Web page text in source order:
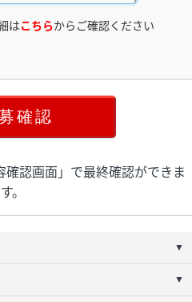
はこちらからご確認ください
認画面」で最終確認ができま
す。
▼
▼